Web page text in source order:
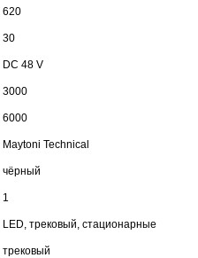
620
30
DC 48 V
3000
6000
Maytoni Technical
чёрный
1
LED, трековый, стационарные
трековый